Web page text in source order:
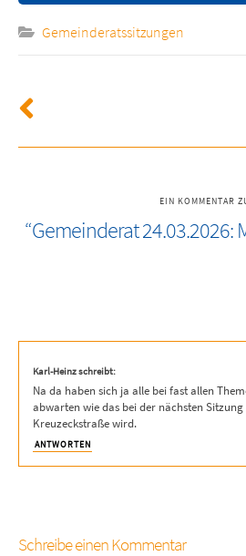
Gemeinderatssitzungen
EIN KOMMENTAR
“Gemeinderat 24.03.2026:
Karl-Heinz schreibt:
Na da haben sich ja alle bei fast allen
abwarten wie das bei der nächsten
Kreuzeckstraße wird.
ANTWORTEN
Schreibe einen Kommentar